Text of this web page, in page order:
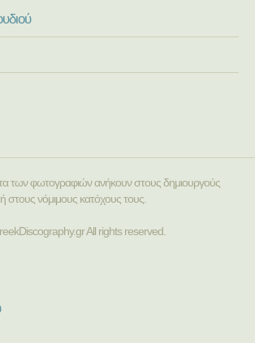
των φωτογραφιών ανήκουν στους δημιουργούς
ή στους νόμιμους κατόχους τους.
All rights reserved.